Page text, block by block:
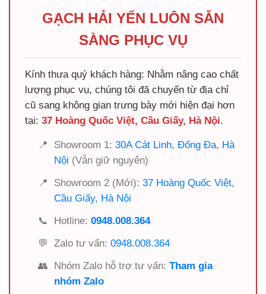
GẠCH HẢI YẾN LUÔN SẴN
SÀNG PHỤC VỤ
Kính thưa quý khách hàng: Nhằm nâng cao chất
lượng phục vụ, chúng tôi đã chuyển từ địa chỉ
cũ sang không gian trưng bày mới hiện đại hơn
tại: 37 Hoàng Quốc Việt, Cầu Giấy, Hà Nội.
📍 Showroom 1: 30A Cát Linh, Đống Đa, Hà
Nội (Vẫn giữ nguyên)
📍
Showroom 2 (Mới): 37 Hoàng Quốc Việt,
Cầu Giấy, Hà Nội
📞
Hotline: 0948.008.364
💬
Zalo tư vấn: 0948.008.364
👥
Nhóm Zalo hỗ trợ tư vấn: Tham gia
nhóm Zalo